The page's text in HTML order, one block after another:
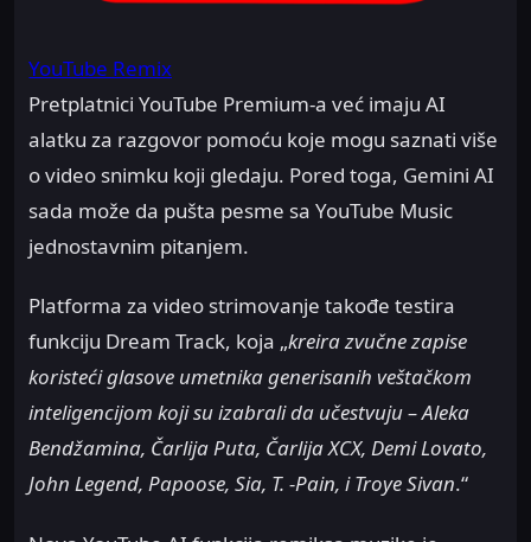
YouTube Remix
Pretplatnici YouTube Premium-a već imaju AI
alatku za razgovor pomoću koje mogu saznati više
o video snimku koji gledaju. Pored toga, Gemini AI
sada može da pušta pesme sa YouTube Music
jednostavnim pitanjem.
Platforma za video strimovanje takođe testira
funkciju Dream Track, koja „kreira zvučne zapise
koristeći glasove umetnika generisanih veštačkom
inteligencijom koji su izabrali da učestvuju – Aleka
Bendžamina, Čarlija Puta, Čarlija XCX, Demi Lovato,
John Legend, Papoose, Sia, T. -Pain, i Troye Sivan.“